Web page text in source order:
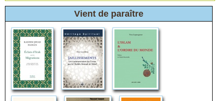
Vient de paraître